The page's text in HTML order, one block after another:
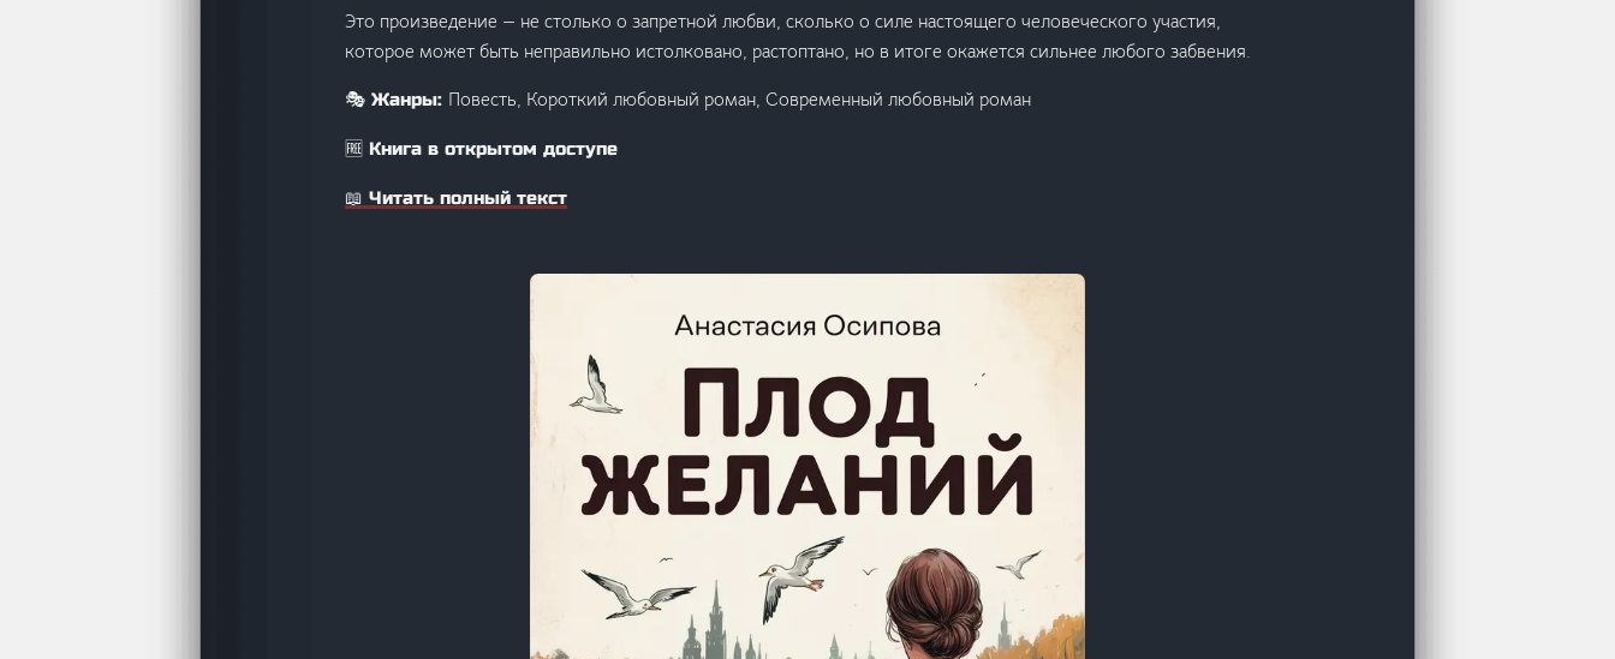
Это произведение — не столько о запретной любви, сколько о силе настоящего человеческого участия,
которое может быть неправильно истолковано, растоптано, но в итоге окажется сильнее любого забвения.
🎭 Жанры: Повесть, Короткий любовный роман, Современный любовный роман
🆓 Книга в открытом доступе
📖 Читать полный текст